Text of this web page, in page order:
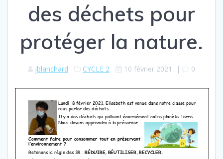
des déchets pour
protéger la nature.
jblanchard CYCLE 2 10 février 2021 | 0